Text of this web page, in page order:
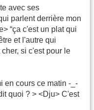
avec ses
parlent derrière mon
“ça c'est un plat qui
et l'autre qui
cher, si c'est pour le
en cours ce matin -_-
quoi ? > <Dju> C'est